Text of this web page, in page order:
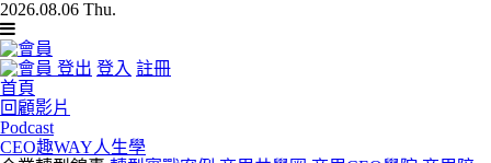
2026.08.06 Thu.
登出 登入 註冊
首頁
回顧影片
Podcast
CEO趣WAY人生學